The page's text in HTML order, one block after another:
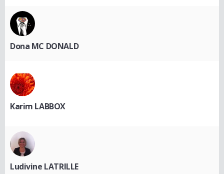
Dona MC DONALD
Karim LABBOX
Ludivine LATRILLE